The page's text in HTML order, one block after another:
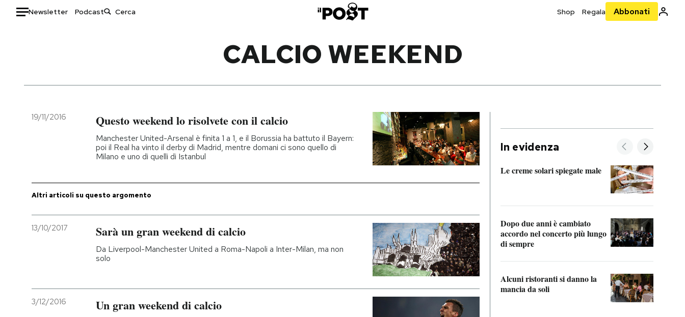
Newsletter Podcast Shop Regala Abbonati
Italia
Politica
Moda
Ok Boomer!
Media
CALCIO WEEKEND
19/11/2016 Questo weekend lo risolvete con il calcio
Manchester United-Arsenal è finita 1 a 1, e il Borussia ha battuto il Bayern:
poi il Real ha vinto il derby di Madrid, mentre domani ci sono quello di
Milano e uno di quelli di Istanbul
Altri articoli su questo argomento
13/10/2017 Sarà un gran weekend di calcio
Da Liverpool-Manchester United a Roma-Napoli a Inter-Milan, ma non
solo
3/12/2016 Un gran weekend di calcio
In evidenza
Le creme solari spiegate male
Dopo due anni è cambiato
accordo nel concerto più lungo
di sempre
Alcuni ristoranti si danno la
mancia da soli